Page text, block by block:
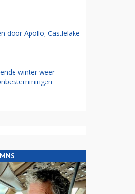
door Apollo, Castlelake
winter weer